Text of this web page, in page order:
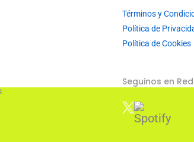
Términos y
Política de
Política de Cookies
Seguinos en